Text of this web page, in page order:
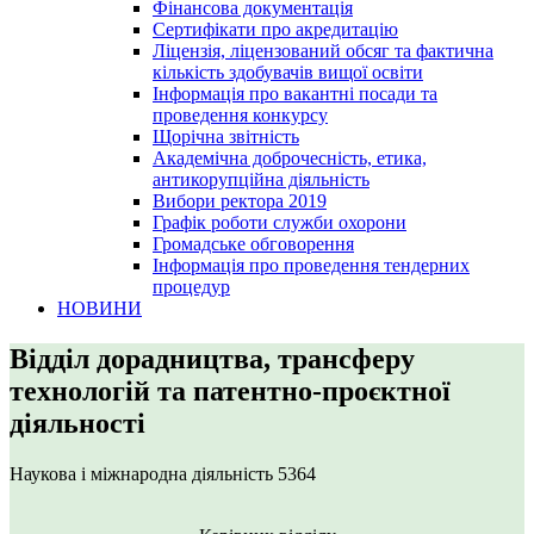
Фінансова документація
Сертифікати про акредитацію
Ліцензія, ліцензований обсяг та фактична
кількість здобувачів вищої освіти
Інформація про вакантні посади та
проведення конкурсу
Щорічна звітність
Академічна доброчесність, етика,
антикорупційна діяльність
Вибори ректора 2019
Графік роботи служби охорони
Громадське обговорення
Інформація про проведення тендерних
процедур
НОВИНИ
Відділ дорадництва, трансферу
технологій та патентно-проєктної
діяльності
Наукова і міжнародна діяльність 5364